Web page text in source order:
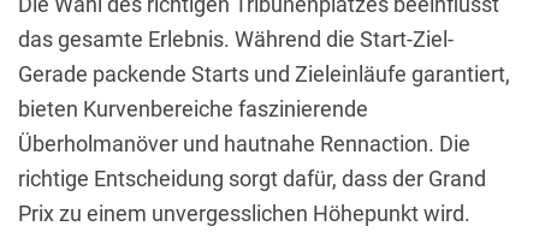
das gesamte Erlebnis. Während die Start-Ziel-
Gerade packende Starts und Zieleinläufe garantiert,
bieten Kurvenbereiche faszinierende
Überholmanöver und hautnahe Rennaction. Die
richtige Entscheidung sorgt dafür, dass der Grand
Prix zu einem unvergesslichen Höhepunkt wird.